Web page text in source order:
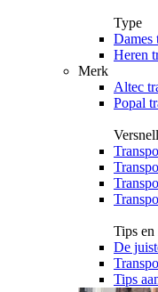
Type
Dames
Heren
Merk
Altec
Popal
Tips
De
Tips